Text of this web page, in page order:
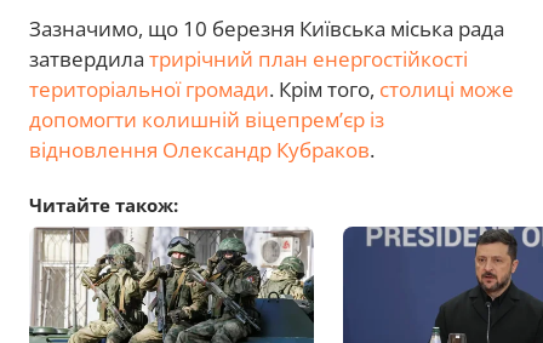
Зазначимо, що 10 березня Київська міська рада
затвердила трирічний план енергостійкості
територіальної громади. Крім того, столиці може
допомогти колишній віцепремʼєр із
відновлення Олександр Кубраков.
Читайте також: